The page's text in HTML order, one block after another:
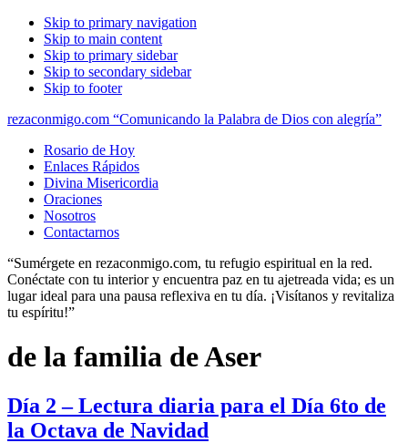
Skip to primary navigation
Skip to main content
Skip to primary sidebar
Skip to secondary sidebar
Skip to footer
rezaconmigo.com “Comunicando la Palabra de Dios con alegría”
Rosario de Hoy
Enlaces Rápidos
Divina Misericordia
Oraciones
Nosotros
Contactarnos
“Sumérgete en rezaconmigo.com, tu refugio espiritual en la red.
Conéctate con tu interior y encuentra paz en tu ajetreada vida; es un
lugar ideal para una pausa reflexiva en tu día. ¡Visítanos y revitaliza
tu espíritu!”
de la familia de Aser
Día 2 – Lectura diaria para el Día 6to de
la Octava de Navidad